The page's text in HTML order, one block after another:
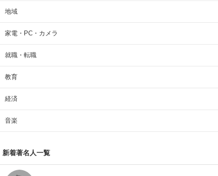
地域
家電・PC・カメラ
就職・転職
教育
経済
音楽
新着著名人一覧